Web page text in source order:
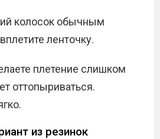
колосок обычным
ленточку.
плетение слишком
оттопыриваться.
из резинок